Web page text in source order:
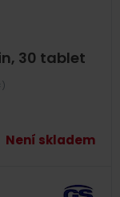
30 tablet
Není skladem